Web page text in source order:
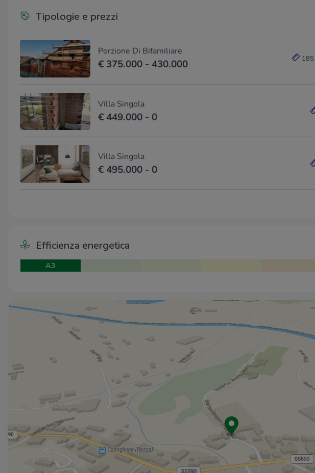
Tipologie e prezzi
Porzione Di Bifamiliare
€ 375.000 - 430.000
Villa Singola
€ 449.000 - 0
Villa Singola
€ 495.000 - 0
Efficienza energetica
A3